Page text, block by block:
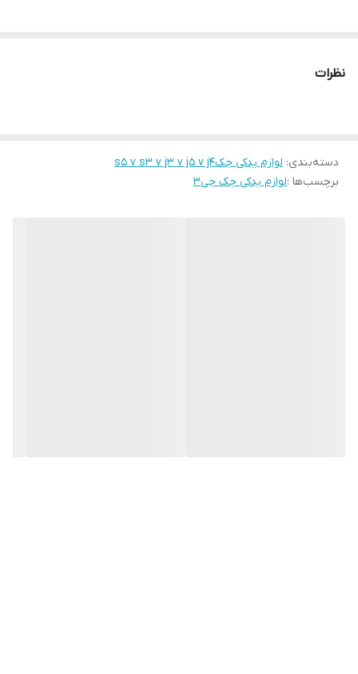
نظرات
دسته‌بندی: لوازم یدکی جکs5 v s3 v j3 v j5 v j4
برچسب‌ها :لوازم یدکی جک جی۳